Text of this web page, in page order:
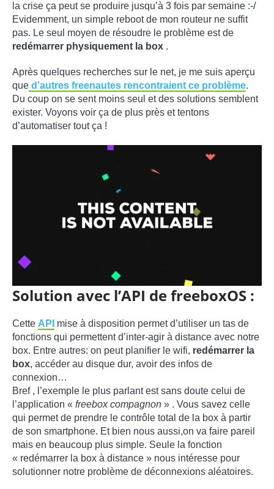
la crise ça peut se produire jusqu’à 3 fois par semaine :-/
Evidemment, un simple reboot de mon routeur ne suffit
pas. Le seul moyen de résoudre le problème est de
redémarrer physiquement la box .
Après quelques recherches sur le net, je me suis aperçu
que d’autres freenautes rencontraient ce problème.
Du coup on se sent moins seul et des solutions semblent
exister. Voyons voir ça de plus près et tentons
d’automatiser tout ça !
Solution avec l’API de freeboxOS :
Cette API mise à disposition permet d’utiliser un tas de
fonctions qui permettent d’inter-agir à distance avec notre
box. Entre autres: on peut planifier le wifi, redémarrer la
box, accéder au disque dur, avoir des infos de
connexion…
Bref , l’exemple le plus parlant est sans doute celui de
l’application « freebox compagnon » . Vous savez celle
qui permet de prendre le contrôle total de la box à partir
de son smartphone. Et bien nous aussi,on va faire pareil
mais en beaucoup plus simple. Seule la fonction
« redémarrer la box à distance » nous intéresse pour
solutionner notre problème de déconnexions aléatoires.